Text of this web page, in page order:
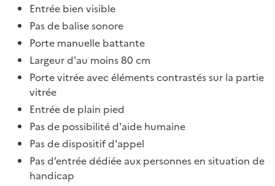
Entrée bien visible
Pas de balise sonore
Porte manuelle battante
Largeur d'au moins 80 cm
Porte vitrée avec éléments contrastés sur la partie
vitrée
Entrée de plain pied
Pas de possibilité d'aide humaine
Pas de dispositif d'appel
Pas d’entrée dédiée aux personnes en situation de
handicap